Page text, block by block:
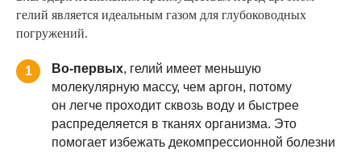
гелий является идеальным газом для глубоководных
погружений.
1 Во-первых, гелий имеет меньшую
молекулярную массу, чем аргон, потому
он легче проходит сквозь воду и быстрее
распределяется в тканях организма. Это
помогает избежать декомпрессионной болезни